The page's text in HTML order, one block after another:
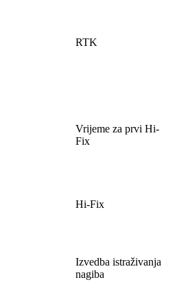
RTK
Vrijeme za prvi Hi-
Fix
Hi-Fix
Izvedba istraživanja
nagiba